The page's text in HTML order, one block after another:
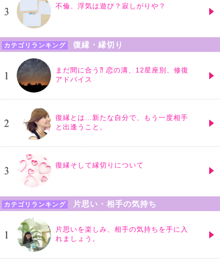
不倫、浮気は遊び？寂しがりや？
カテゴリランキング 復縁・縁切り
まだ間に合う⁈ 恋の溝、12星座別、修復
アドバイス
復縁とは…新たな自分で、もう一度相手
と出逢うこと。
復縁そして縁切りについて
カテゴリランキング 片思い・相手の気持ち
片思いを楽しみ、相手の気持ちを手に入
れましょう。